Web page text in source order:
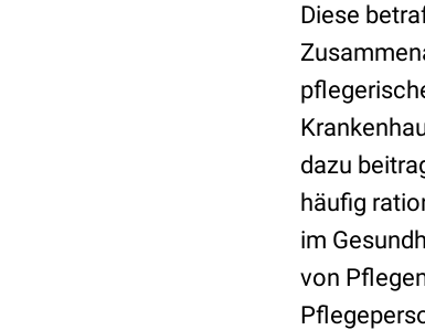
Diese
dazu
häufig
im
von